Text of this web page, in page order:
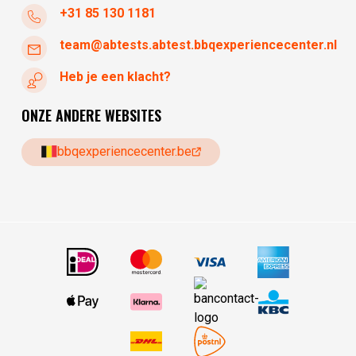
+31 85 130 1181
team@abtests.abtest.bbqexperiencecenter.nl
Heb je een klacht?
ONZE ANDERE WEBSITES
bbqexperiencecenter.be